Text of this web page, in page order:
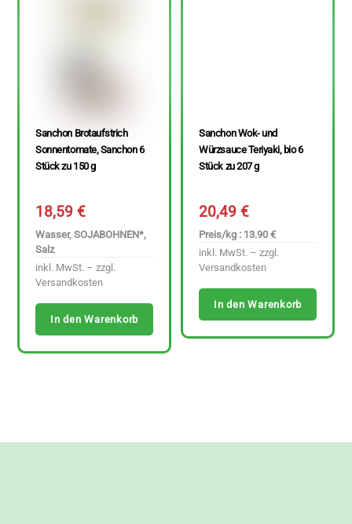
Sanchon Brotaufstrich
Sonnentomate, Sanchon 6
Stück zu 150 g
18,59€
Wasser, SOJABOHNEN*,
Salz
inkl. MwSt. – zzgl.
Versandkosten
In den Warenkorb
Sanchon Wok- und
Würzsauce Teriyaki, bio 6
Stück zu 207 g
20,49€
Preis/kg : 13.90 €
inkl. MwSt. – zzgl.
Versandkosten
In den Warenkorb